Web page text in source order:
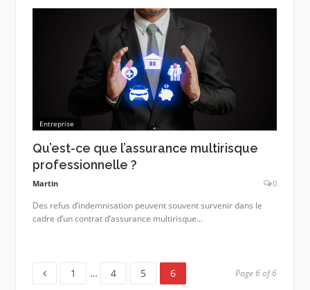
Entreprise
Qu’est-ce que l’assurance multirisque
professionnelle ?
Martin 0
Des refus d’indemnisation peuvent souvent survenir dans le
cadre d’un contrat d’assurance multirisque...
Page
1 … Page
4 Page
5 Page
6 Page 6 of 6